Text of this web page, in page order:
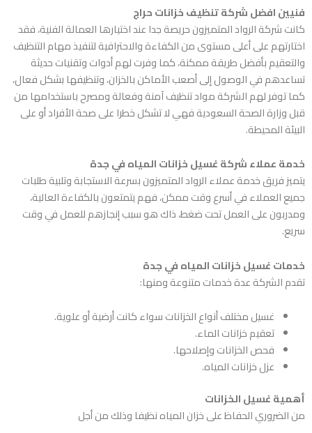
فنيينافضل شركة تنظيف خزانات حراج
كانت شركة الرواد المتميزون حريصة جدا عند اختيارها العمالة الفنية، فقد
اختارتهم على أعلى مستوى من الكفاءة والاحترافية لتنفيذ مهام التنظيف
والتعقيم بأفضل طريقة ممكنة، كما وفرت لهم أدوات وتقنيات حديثة
تساعدهم في الوصول إلى أصعب الأماكن بالخزان، وتنظيفها بشكل فعال،
كما توفر لهم الشركة مواد تنظيف آمنة وفعالة ومصرح باستخدامها من
قبل وزارة الصحة السعودية فهي لا تشكل خطرا على صحة الأفراد أو على
البيئة المحيطة.
خدمة عملاء شركةغسيل خزانات المياه في جدة
يتميز فريق خدمة عملاء الرواد المتميزون بسرعة الاستجابة وتلبية طلبات
جميع العملاء في أسرع وقت ممكن، فهم يتمتعون بالكفاءة العالية،
ومدربون على العمل تحت ضغط، ذاك هو سبب إنجازهم للعمل في وقت
سريع.
خدمات غسيل خزانات المياه في جدة
تقدم الشركة عدة خدمات متنوعة ومنها:
غسيل مختلف أنواع الخزانات سواء كانت أرضية أو علوية.
تعقيم خزانات الماء.
فحص الخزانات وإصلاحها.
عزل خزانات المياه.
أهمية غسيل الخزانات
من الضروري الحفاظ على خزان المياه نظيفا وذلك من أجل